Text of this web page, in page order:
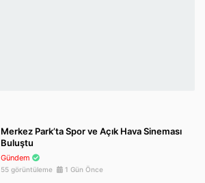
Merkez Park’ta Spor ve Açık Hava Sineması
Buluştu
Gündem
55 görüntüleme 1 Gün Önce